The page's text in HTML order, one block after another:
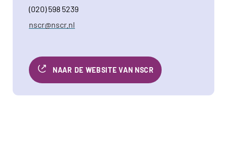
(020) 598 5239
nscr@nscr.nl
NAAR DE WEBSITE VAN NSCR